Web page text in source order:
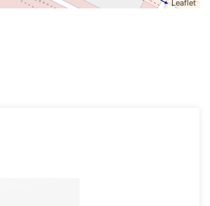
Leaflet